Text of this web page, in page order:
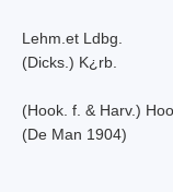
Lehm.et Ldbg.
(Dicks.) K¿rb.
(Hook. f. & Harv.)
(De Man 1904)